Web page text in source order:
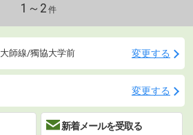
1～2 件
師線/獨協大学前 変更する
変更する
新着メールを受取る